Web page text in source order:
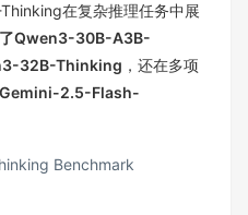
在复杂推理任务中展
Qwen3-30B-A3B-
32B-Thinking ，还在多项
Gemini-2.5-Flash-